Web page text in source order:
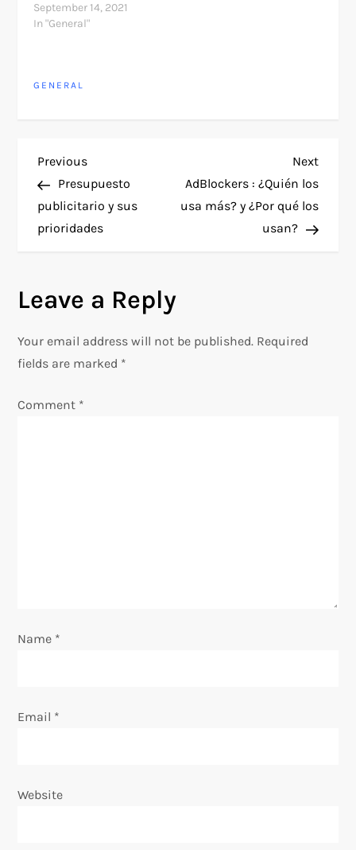
September 14, 2021
In "General"
GENERAL
P
o
s
n
a
n
Previous
Post
Previous
Presupuesto
publicitario y sus
prioridades
Next
Post
Next
AdBlockers : ¿Quién los
usa más? y ¿Por qué los
usan?
Leave a Reply
Your email address will not be published. Required
fields are marked *
Comment *
Name *
Email *
Website